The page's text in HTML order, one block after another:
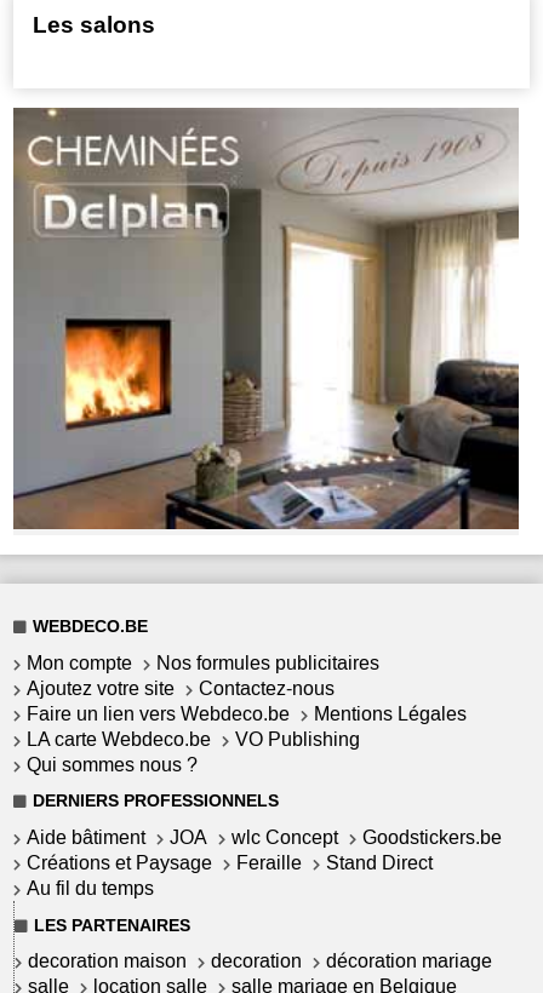
Les salons
WEBDECO.BE
Mon compte
Nos formules publicitaires
Ajoutez votre site
Contactez-nous
Faire un lien vers Webdeco.be
Mentions Légales
LA carte Webdeco.be
VO Publishing
Qui sommes nous ?
DERNIERS PROFESSIONNELS
Aide bâtiment JOA wlc Concept
Goodstickers.be
Créations et Paysage
Feraille
Stand Direct
Au fil du temps
LES PARTENAIRES
decoration maison decoration
décoration mariage
salle
location salle salle mariage en Belgique